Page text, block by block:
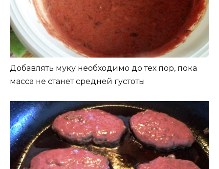
Добавлять муку необходимо до тех пор, пока
масса не станет средней густоты